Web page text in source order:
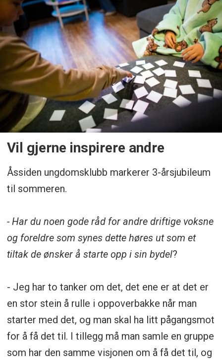
Vil gjerne inspirere andre
Åssiden ungdomsklubb markerer 3-årsjubileum
til sommeren.
- Har du noen gode råd for andre driftige voksne
og foreldre som synes dette høres ut som et
tiltak de ønsker å starte opp i sin bydel?
- Jeg har to tanker om det, det ene er at det er
en stor stein å rulle i oppoverbakke når man
starter med det, og man skal ha litt pågangsmot
for å få det til. I tillegg må man samle en gruppe
som har den samme visjonen om å få det til, og